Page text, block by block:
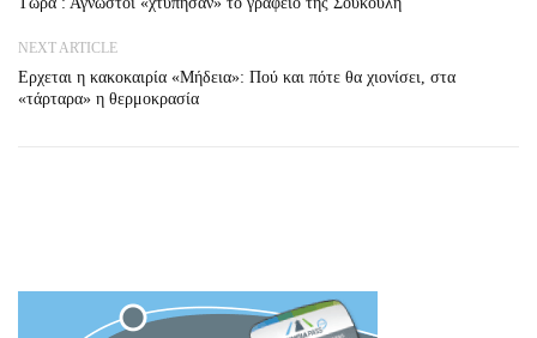
NEXT ARTICLE
Ερχεται η κακοκαιρία «Μήδεια»: Πού και πότε θα χιονίσει, στα
«τάρταρα» η θερμοκρασία